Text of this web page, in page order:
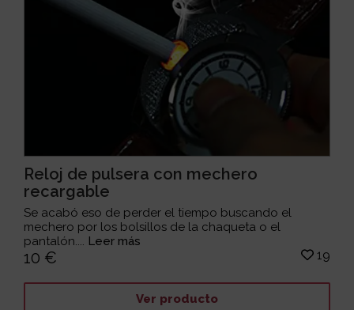
Reloj de pulsera con mechero
recargable
Se acabó eso de perder el tiempo buscando el
mechero por los bolsillos de la chaqueta o el
pantalón.... Leer más
10 € 19
Ver producto